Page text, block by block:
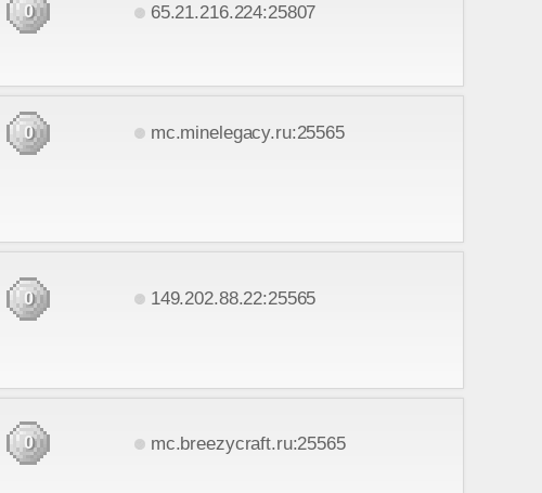
0 65.21.216.224:25807
0 mc.minelegacy.ru:25565
0 149.202.88.22:25565
0 mc.breezycraft.ru:25565